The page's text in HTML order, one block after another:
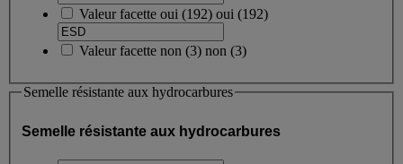
Valeur facette oui (192) oui (192)
Valeur facette non (3) non (3)
Semelle résistante aux hydrocarbures
Semelle résistante aux hydrocarbures